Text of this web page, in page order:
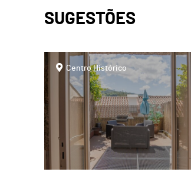
SUGESTÕES
pageCentro Histórico